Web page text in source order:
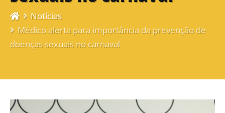
Notícias
Médico alerta para importância da prevenção de
doenças sexuais no carnaval